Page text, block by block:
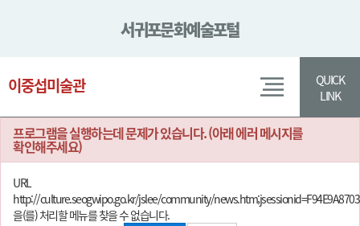
바로가기
서귀포문화예술포털
이중섭미술관
QUICK
LINK
프로그램을 실행하는데 문제가 있습니다. (아래 에러 메시지를
확인해주세요)
URL
http://culture.seogwipo.go.kr/jslee/community/
을(를) 처리할 메뉴를 찾을 수 없습니다.